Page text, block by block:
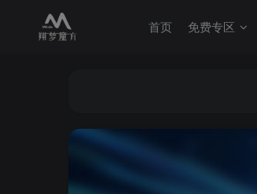
首页 免费专区